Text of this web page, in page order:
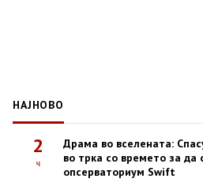
НАЈНОВО
2
ч
Драма во вселената:
во трка со времето за да
опсерваториум Swift